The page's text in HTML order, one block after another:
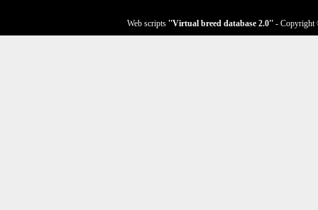
Web scripts ''Virtual breed database 2.0'' - Copyright